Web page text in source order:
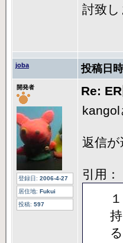
討致
joba 投稿日
開発者
登録日: 2006-4-27
居住地: Fukui
投稿: 597
Re:
返信
引用：